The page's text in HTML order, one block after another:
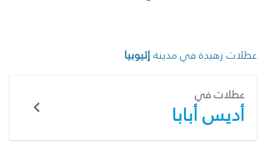
عطلات زهيدة في مدينة إثيوبيا
عطلات في
أديس أبابا